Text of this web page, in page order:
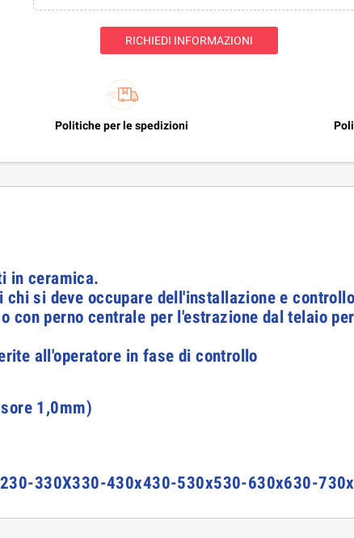
RICHIEDI INFORMAZIONI
Politiche per le spedizioni
in ceramica.
si deve occupare dell'installazione e
con perno centrale per l'estrazione dal telaio
all'operatore in fase di controllo
1,0mm)
330X330-430x430-530x530-630x630-